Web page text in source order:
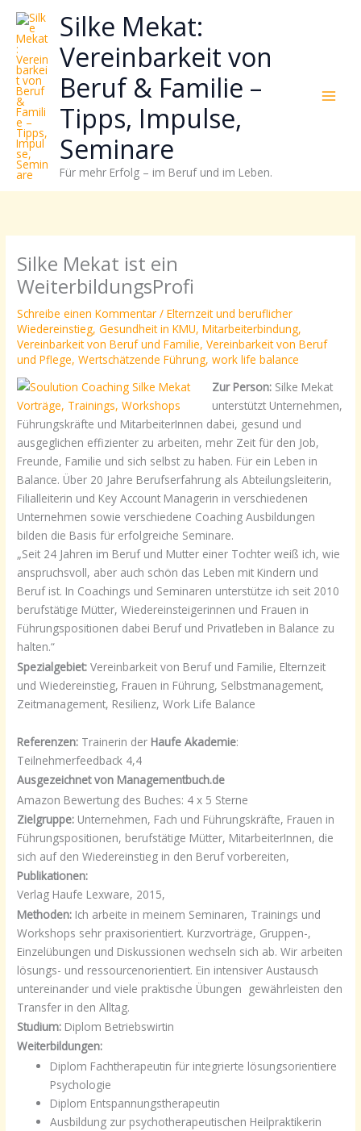
Zum
Inhalt
springen
Silke Mekat:
Vereinbarkeit von
Beruf & Familie –
Tipps, Impulse,
Seminare
Für mehr Erfolg – im Beruf und im Leben.
Silke Mekat ist ein
WeiterbildungsProfi
Schreibe einen Kommentar /Elternzeit und beruflicher
Wiedereinstieg,Gesundheit in KMU,Mitarbeiterbindung,
Vereinbarkeit von Beruf und Familie,Vereinbarkeit von Beruf
und Pflege,Wertschätzende Führung,work life balance
Zur Person: Silke Mekat
unterstützt Unternehmen,
Führungskräfte und MitarbeiterInnen dabei, gesund und
ausgeglichen effizienter zu arbeiten, mehr Zeit für den Job,
Freunde, Familie und sich selbst zu haben. Für ein Leben in
Balance. Über 20 Jahre Berufserfahrung als Abteilungsleiterin,
Filialleiterin und Key Account Managerin in verschiedenen
Unternehmen sowie verschiedene Coaching Ausbildungen
bilden die Basis für erfolgreiche Seminare.
„Seit 24 Jahren im Beruf und Mutter einer Tochter weiß ich, wie
anspruchsvoll, aber auch schön das Leben mit Kindern und
Beruf ist. In Coachings und Seminaren unterstütze ich seit 2010
berufstätige Mütter, Wiedereinsteigerinnen und Frauen in
Führungspositionen dabei Beruf und Privatleben in Balance zu
halten.“
Spezialgebiet:Vereinbarkeit von Beruf und Familie, Elternzeit
und Wiedereinstieg, Frauen in Führung, Selbstmanagement,
Zeitmanagement, Resilienz, Work Life Balance
Referenzen: Trainerin der Haufe Akademie:
Teilnehmerfeedback 4,4
Ausgezeichnet von Managementbuch.de
Amazon Bewertung des Buches: 4 x 5 Sterne
Zielgruppe: Unternehmen, Fach und Führungskräfte, Frauen in
Führungspositionen, berufstätige Mütter, MitarbeiterInnen, die
sich auf den Wiedereinstieg in den Beruf vorbereiten,
Publikationen:
Verlag Haufe Lexware, 2015,
Methoden: Ich arbeite in meinem Seminaren, Trainings und
Workshops sehr praxisorientiert. Kurzvorträge, Gruppen-,
Einzelübungen und Diskussionen wechseln sich ab. Wir arbeiten
lösungs- und ressourcenorientiert. Ein intensiver Austausch
untereinander und viele praktische Übungen gewährleisten den
Transfer in den Alltag.
Studium: Diplom Betriebswirtin
Weiterbildungen:
Diplom Fachtherapeutin für integrierte lösungsorientiere
Psychologie
Diplom Entspannungstherapeutin
Ausbildung zur psychotherapeutischen Heilpraktikerin
wie
sich
Stress
reduzieren
Energie
gezielter
einsetzen
lässt?
Einfach